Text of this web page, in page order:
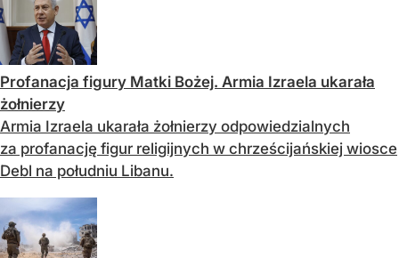
Profanacja figury Matki Bożej. Armia Izraela ukarała
żołnierzy
Armia Izraela ukarała żołnierzy odpowiedzialnych
za profanację figur religijnych w chrześcijańskiej wiosce
Debl na południu Libanu.